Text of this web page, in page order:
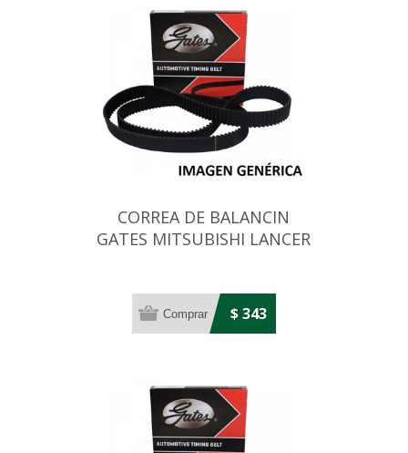
CORREA DE BALANCIN
GATES MITSUBISHI LANCER
$ 343